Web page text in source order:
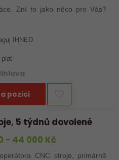
Zní to jako něco pro Vás?
IHNED
plat
pozici
5 týdnů dovolené
- 44 000 Kč
CNC stroje, primárně